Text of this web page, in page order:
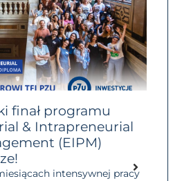
finał programu
& Intrapreneurial
(EIPM)
intensywnej pracy